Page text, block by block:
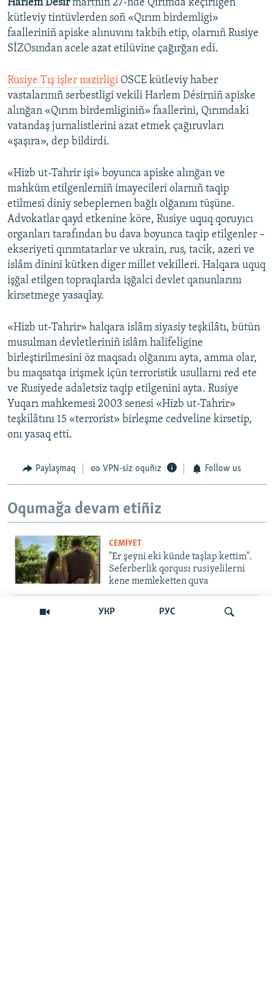
УКР РУС
Harlem Désirmartnıñ 27-nde Qırımda keçirilgen
kütleviy tintüvlerden soñ «Qırım birdemligi»
faalleriniñ apiske alınuvını takbih etip, olarnıñ Rusiye
SİZOsından acele azat etilüvine çağırğan edi.
Rusiye Tış işler nazirligi OSCE kütleviy haber
vastalarınıñ serbestligi vekili Harlem Désirniñ apiske
alınğan «Qırım birdemliginiñ» faallerini, Qırımdaki
vatandaş jurnalistlerini azat etmek çağıruvları
«şaşıra», dep bildirdi.
«Hizb ut-Tahrir işi» boyunca apiske alınğan ve
mahküm etilgenlerniñ imayecileri olarnıñ taqip
etilmesi diniy sebeplernen bağlı olğanını tüşüne.
Advokatlar qayd etkenine köre, Rusiye uquq qoruyıcı
organları tarafından bu dava boyunca taqip etilgenler –
ekseriyeti qırımtatarlar ve ukrain, rus, tacik, azeri ve
islâm dinini kütken diger millet vekilleri. Halqara uquq
işğal etilgen topraqlarda işğalci devlet qanunlarını
kirsetmege yasaqlay.
«Hizb ut-Tahrir» halqara islâm siyasiy teşkilâtı, bütün
musulman devletleriniñ islâm halifeligine
birleştirilmesini öz maqsadı olğanını ayta, amma olar,
bu maqsatqa irişmek içün terroristik usullarnı red ete
ve Rusiyede adaletsiz taqip etilgenini ayta. Rusiye
Yuqarı mahkemesi 2003 senesi «Hizb ut-Tahrir»
teşkilâtını 15 «terrorist» birleşme cedveline kirsetip,
onı yasaq etti.
Paylaşmaq VPN-siz oquñız Follow us
Oqumağa devam etiñiz
CEMİYET
"Er şeyni eki künde taşlap kettim".
Seferberlik qorqusı rusiyelilerni
kene memleketten quva
İNSAN AQLARI